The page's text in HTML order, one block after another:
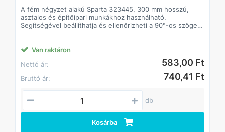
A fém négyzet alakú Sparta 323445, 300 mm hosszú,
asztalos és építőipari munkákhoz használható.
Segítségével beállíthatja és ellenőrizheti a 90°-os szöget
Szerkezeti szilárdság - a négyzet U8A acélból készült.
Védelem a pusztulás ellen - a tér festett felülete ellenáll a
korróziónak.
Kényelmes kezelés - a szerszám kétoldalas jelölésekkel
Átgondolt tárolás - egy speciális lyuk lehetővé teszi, hogy
a négyzetet horogra vagy szögre akassza.
Van raktáron
Nettó ár:
583,00 Ft
Bruttó ár: 740,41 Ft
db
Kosárba